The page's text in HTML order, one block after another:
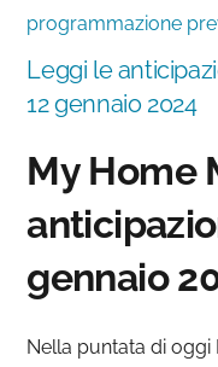
programmazione
Leggi le
12 gennaio 2024
My Home
gennaio
Nella puntata di oggi